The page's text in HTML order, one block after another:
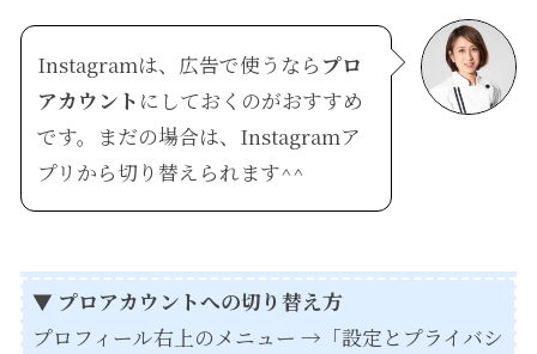
Instagramは、広告で使うなら プロ
アカウント にしておくのがおすすめ
です。まだの場合は、Instagramア
プリから切り替えられます^^
▼ プロアカウントへの切り替え方
プロフィール右上のメニュー →「設定とプライバシ